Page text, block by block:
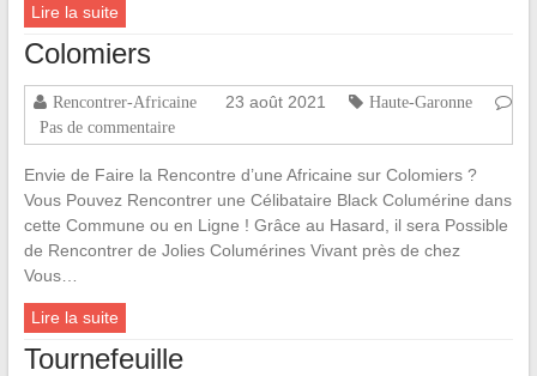
Lire la suite
Colomiers
Rencontrer-Africaine 23 août 2021
Haute-Garonne
Pas de commentaire
Envie de Faire la Rencontre d’une Africaine sur Colomiers ?
Vous Pouvez Rencontrer une Célibataire Black Columérine dans
cette Commune ou en Ligne ! Grâce au Hasard, il sera Possible
de Rencontrer de Jolies Columérines Vivant près de chez
Vous…
Lire la suite
Tournefeuille